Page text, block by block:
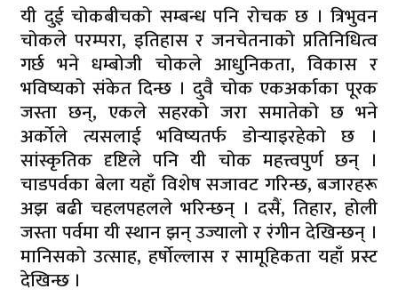
यी दुई चोकबीचको सम्बन्ध पनि रोचक छ । त्रिभुवन
चोकले परम्परा, इतिहास र जनचेतनाको प्रतिनिधित्व
गर्छ भने धम्बोजी चोकले आधुनिकता, विकास र
भविष्यको संकेत दिन्छ । दुवै चोक एकअर्काका पूरक
जस्ता छन्, एकले सहरको जरा समातेको छ भने
अर्कोले त्यसलाई भविष्यतर्फ डोर्‍याइरहेको छ ।
सांस्कृतिक दृष्टिले पनि यी चोक महत्त्वपुर्ण छन् ।
चाडपर्वका बेला यहाँ विशेष सजावट गरिन्छ, बजारहरू
अझ बढी चहलपहलले भरिन्छन् । दसैं, तिहार, होली
जस्ता पर्वमा यी स्थान झन् उज्यालो र रंगीन देखिन्छन् ।
मानिसको उत्साह, हर्षोल्लास र सामूहिकता यहाँ प्रस्ट
देखिन्छ ।